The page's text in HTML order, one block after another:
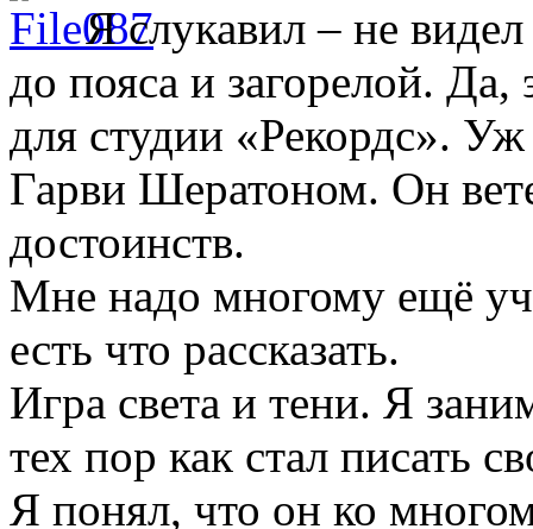
Я слукавил – не
до пояса и загорелой. Да,
для студии «Рекордс». Уж
Гарви Шератоном. Он
достоинств.
Мне надо многому ещё
есть что рассказать.
Игра света и тени. Я
тех пор как стал писать
Я понял, что он ко